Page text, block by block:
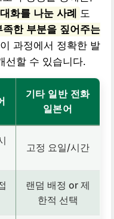
화를 나눈 사례
도
족한 부분을 짚어주는
과정에서 정확한 발
선할 수 있습니다.
기타 일반 전화
일본어
고정 요일/시간
랜덤 배정 or 제
한적 선택